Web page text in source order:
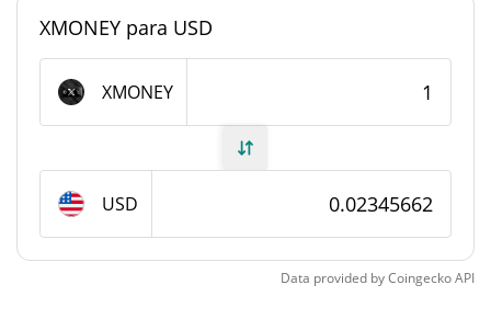
Posição de mercado
Fornecimento de X Money
circulação
Fornecimento total
10,000,000 XMONEY
XMONEY para USD
XMONEY
USD
Data provided byCoingeckoAPI